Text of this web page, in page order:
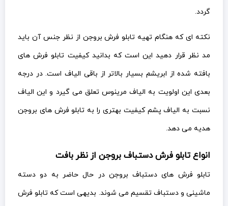
گردد.
نکته ای که هنگام تهیه تابلو فرش بروجن از نظر جنس آن باید
مد نظر قرار دهید این است که بدانید کیفیت تابلو فرش های
بافته شده از ابریشم بسیار بالاتر از باقی الیاف است. در درجه
بعدی این اولویت به الیاف مرینوس تعلق می گیرد و این الیاف
نسبت به الیاف پشم کیفیت بهتری را به تابلو فرش های بروجن
هدیه می دهد.
انواع تابلو فرش دستباف بروجن از نظر بافت
تابلو فرش های دستباف بروجن در حال حاضر به دو دسته
ماشینی و دستباف تقسیم می شوند. بدیهی است که تابلو فرش